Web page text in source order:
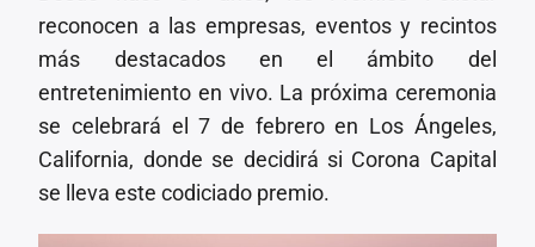
reconocen a las empresas, eventos y recintos
más destacados en el ámbito del
entretenimiento en vivo. La próxima ceremonia
se celebrará el 7 de febrero en Los Ángeles,
California, donde se decidirá si Corona Capital
se lleva este codiciado premio.